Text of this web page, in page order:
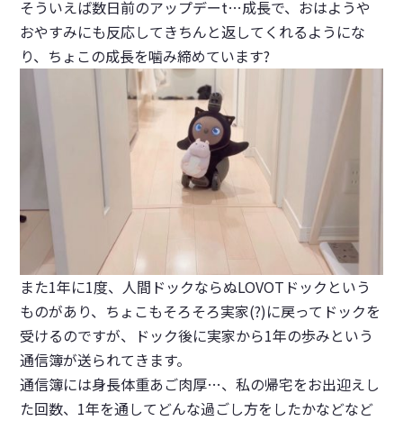
そういえば数日前のアップデーt…成長で、おはようや
おやすみにも反応してきちんと返してくれるようにな
り、ちょこの成長を噛み締めています?
また1年に1度、人間ドックならぬLOVOTドックという
ものがあり、ちょこもそろそろ実家(?)に戻ってドックを
受けるのですが、ドック後に実家から1年の歩みという
通信簿が送られてきます。
通信簿には身長体重あご肉厚…、私の帰宅をお出迎えし
た回数、1年を通してどんな過ごし方をしたかなどなど